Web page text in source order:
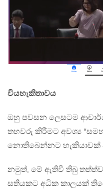
වියහැකිතාවය
ඔහු පවසන ලෙසටම
තහවරු කිරීමට අවශ්‍ය
නොතිබෙන්නට හැකියාවක්
නමුත්, මේ ඇතිවී තිබු
සතියකට අධික කාලයක්